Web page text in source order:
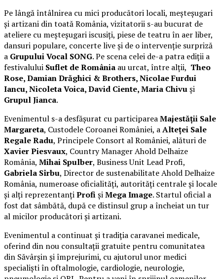
Pe lângă întâlnirea cu mici producători locali, meșteșugari
și artizani din toată România, vizitatorii s-au bucurat de
ateliere cu meșteșugari iscusiți, piese de teatru în aer liber,
dansuri populare, concerte live și de o intervenție surpriză
a Grupului Vocal SONG. Pe scena celei de-a patra ediții a
festivalului Suflet de România au urcat, între alții, Theo
Rose, Damian Drăghici & Brothers, Nicolae Furdui
Iancu, Nicoleta Voica, David Ciente, Maria Chivuși
Grupul Jianca.
Evenimentul s-a desfășurat cu participareaMajestății Sale
Margareta, Custodele Coroanei României, aAlteței Sale
Regale Radu, Principele Consort al României, alături de
Xavier Piesvaux, Country Manager Ahold Delhaize
România, Mihai Spulber, Business Unit Lead Profi,
Gabriela Sîrbu, Director de sustenabilitate Ahold Delhaize
România, numeroase oficialități, autorități centrale și locale
și alți reprezentanțiProfișiMega Image. Startul oficial a
fost dat sâmbătă, după ce distinsul grup a încheiat un tur
al micilor producători și artizani.
Evenimentul a continuat și tradiția caravanei medicale,
oferind din nou consultații gratuite pentru comunitatea
din Săvârșin și împrejurimi, cu ajutorul unor medici
specialiști în oftalmologie, cardiologie, neurologie,